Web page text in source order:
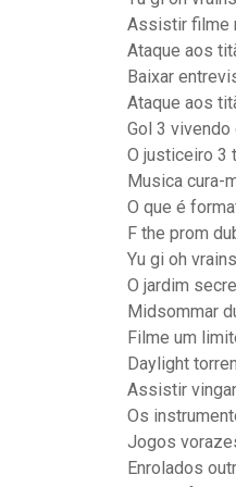
Assistir filme
Ataque aos
Baixar
Ataque aos
Gol 3 vivendo
O justiceiro 3
Musica cura-
O que é
F the prom
Yu gi oh
O jardim
Midsommar
Filme um
Daylight
Assistir
Os
Jogos
Enrolados